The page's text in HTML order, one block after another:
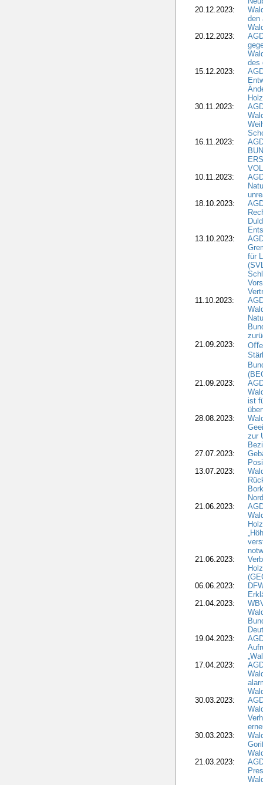
20.12.2023:
den
20.12.2023:
des
15.12.2023:
30.11.2023:
16.11.2023:
10.11.2023:
18.10.2023:
13.10.2023:
für
11.10.2023:
21.09.2023:
21.09.2023:
ist
28.08.2023:
zur
27.07.2023:
13.07.2023:
21.06.2023:
21.06.2023:
06.06.2023:
21.04.2023:
19.04.2023:
17.04.2023:
30.03.2023:
30.03.2023:
21.03.2023: